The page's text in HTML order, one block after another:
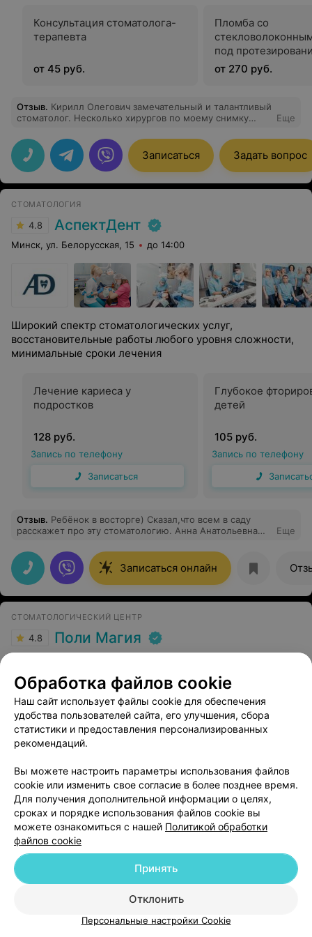
Консультация стоматолога-
терапевта
от 45 руб.
Пломба со
под
от 270 руб.
Отзыв. Кирилл Олегович замечательный и талантливый
стоматолог. Несколько хирургов по моему снимку
предложил пролечить под микроскопом и вот спустя 9
месяцев, я узнала что с зубом всё хорошо и ничего
удалять не нужно! Очень благодарна доктору и всем
рекомендую!
Еще
Записаться Задать вопрос
СТОМАТОЛОГИЯ
4.8 АспектДент
Минск, ул. Белорусская, 15 до 14:00
Широкий спектр стоматологических услуг,
восстановительные работы любого уровня сложности,
минимальные сроки лечения
Лечение кариеса у
подростков
128 руб.
Запись по телефону
Записаться
Глубокое
детей
105 руб.
Запись по телефону
Отзыв. Ребёнок в восторге) Сказал,что всем в саду
расскажет про эту стоматологию. Анна Анатольевна
расслабился, что лежал нога за ногу как на пляже)
Были даны рекомендации, будем ходить только сюда)
Еще
Записаться онлайн
СТОМАТОЛОГИЧЕСКИЙ ЦЕНТР
4.8 Поли Магия
Фотоотбеливание Fläsh (одна
300 руб.
челюсти (зона
600 руб.
Отзыв
От души благодарю Фролова А.Е. Принимает в
Поли Магии. За профессионализм, вежливость. Долго
искала врача стоматолога (нужно было провести
имплантацию зуба)и не разу не пожалела о своем
выборе.
Записаться Отзывы
Обработка файлов cookie
Наш сайт использует файлы cookie для обеспечения
удобства пользователей сайта, его улучшения, сбора
статистики и предоставления персонализированных
рекомендаций.
Вы можете настроить параметры использования файлов
cookie или изменить свое согласие в более позднее время.
Для получения дополнительной информации о целях,
сроках и порядке использования файлов cookie вы
можете ознакомиться с нашей Политикой обработки
файлов cookie
Отклонить
Принять
Персональные настройки Cookie